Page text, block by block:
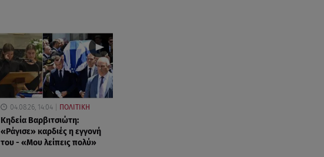
04.08.26, 14:04 ΠΟΛΙΤΙΚΗ
Κηδεία Βαρβιτσιώτη:
«Ράγισε» καρδιές η εγγονή
του - «Μου λείπεις πολύ»